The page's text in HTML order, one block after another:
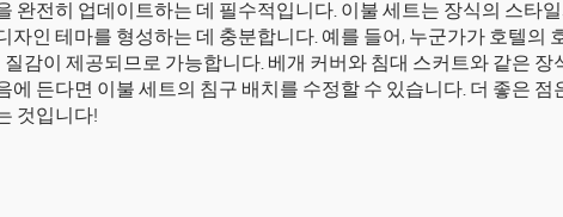
완전히 업데이트하는 데 필수적입니다. 이불 세트는 장식의 스타
자인 테마를 형성하는 데 충분합니다. 예를 들어, 누군가가 호텔
질감이 제공되므로 가능합니다. 베개 커버와 침대 스커트와 같은
에 든다면 이불 세트의 침구 배치를 수정할 수 있습니다. 더 좋은
것입니다!